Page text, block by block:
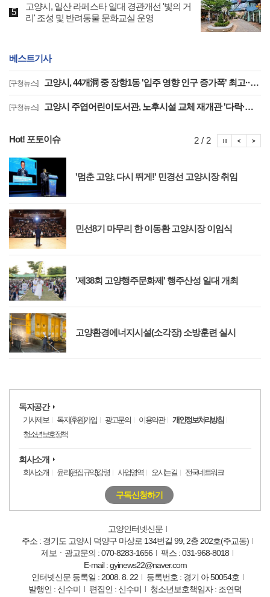
고양시, 일산 라페스타 일대 경관개선 '빛의 거
리' 조성 및 반려동물 문화교실 운영
베스트기사
[구청뉴스] 고양시, 44개洞 중 장항1동 '입주 영향 인구 증가폭' 최고··풍산동도 증가세 지속
[구청뉴스] 고양시 주엽어린이도서관, 노후시설 교체 재개관 '다락·아기 독서공간 등 조성'
Hot! 포토이슈
'멈춘 고양, 다시 뛰게!' 민경선 고양시장 취임
민선8기 마무리 한 이동환 고양시장 이임식
'제38회 고양행주문화제' 행주산성 일대 개최
고양환경에너지시설(소각장) 소방훈련 실시
2 / 2 포
포토이
독자공간
기사제보 독자(후원)가입 광고문의 이용약관
개인정보처리방침
청소년보호정책
회사소개
회사소개 윤리(편집규약)강령 사업영역 오시는길 전국네트워크
구독신청하기
고양인터넷신문
주소 : 경기도 고양시 덕양구 마상로 134번길 99, 2층 202호(주교동)
제보ㆍ광고문의 : 070-8283-1656
팩스 : 031-968-8018
E-mail : gyinews22@naver.com
인터넷신문 등록일 : 2008. 8. 22
등록번호 : 경기 아 50054호
발행인 : 신수미
편집인 : 신수미 청소년보호책임자 : 조연덕